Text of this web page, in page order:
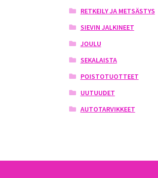
RETKEILY JA METSÄSTYS
SIEVIN JALKINEET
JOULU
SEKALAISTA
POISTOTUOTTEET
UUTUUDET
AUTOTARVIKKEET